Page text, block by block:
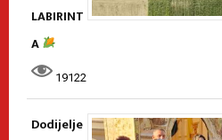
LABIRINT
A
19122
Dodijelje